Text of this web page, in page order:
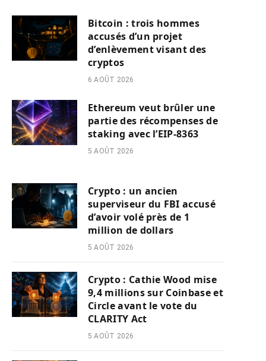
Bitcoin : trois hommes
accusés d’un projet
d’enlèvement visant des
cryptos
6 AOÛT 2026
Ethereum veut brûler une
partie des récompenses de
staking avec l’EIP-8363
5 AOÛT 2026
Crypto : un ancien
superviseur du FBI accusé
d’avoir volé près de 1
million de dollars
5 AOÛT 2026
Crypto : Cathie Wood mise
9,4 millions sur Coinbase et
Circle avant le vote du
CLARITY Act
5 AOÛT 2026